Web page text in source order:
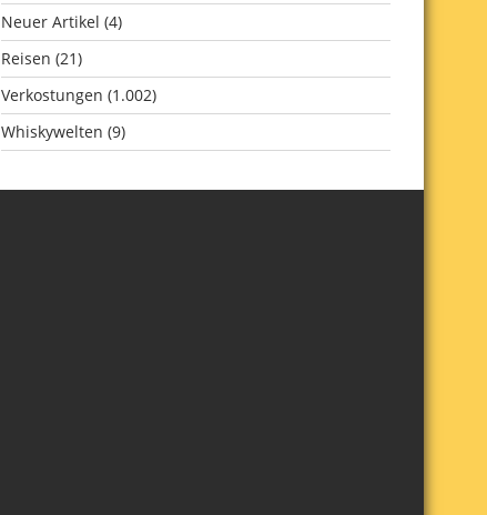
Neuer Artikel (4)
Reisen (21)
Verkostungen (1.002)
Whiskywelten (9)